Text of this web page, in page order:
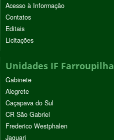
Acesso à Informação
Contatos
Editais
Licitações
Unidades IF Farroupilha
Gabinete
Alegrete
Caçapava do Sul
CR São Gabriel
Frederico Westphalen
Jaguari